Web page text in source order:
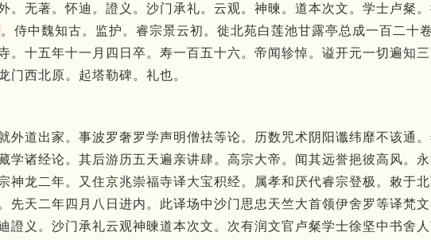
。 无著。怀迪。 證义。 沙门承礼。 云观。 神暕。 道本次文。 学士卢粲。
。 侍中魏知古。 监护。 睿宗景云初。 徙北苑白莲池甘露亭总成一百二十卷
。 十五年十一月四日卒。 寿一百五十六。 帝闻轸悼。 谥开元一切遍知三
门西北原。 起塔勒碑。 礼也。
外道出家。 事波罗奢罗学声明僧祛等论。 历数咒术阴阳谶纬靡不该通。
学诸经论。 其后游历五天遍亲讲肆。 高宗大帝。 闻其远誉挹彼高风。
神龙二年。 又住京兆崇福寺译大宝积经。 属孝和厌代睿宗登极。 敕于
先天二年四月八日进内。 此译场中沙门思忠天竺大首领伊舍罗等译梵文
證义。 沙门承礼云观神暕道本次文。 次有润文官卢粲学士徐坚中书舍